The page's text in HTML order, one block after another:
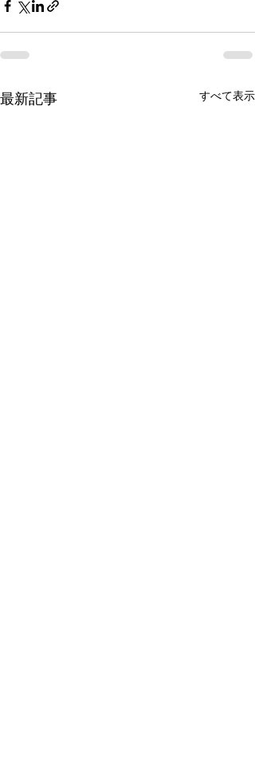
最新記事 すべて表示